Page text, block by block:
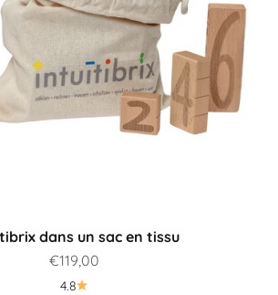
dans un sac en tissu
Prix de vente
€119,00
4.8